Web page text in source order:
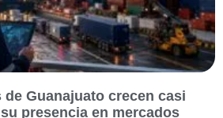
Guanajuato crecen casi
presencia en mercados